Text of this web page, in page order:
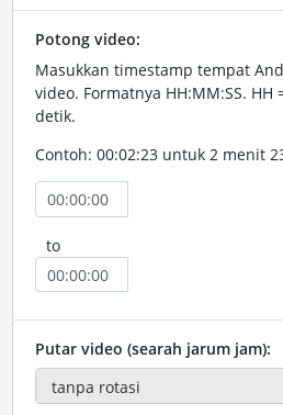
Potong video:
Masukkan timestamp tempat
video. Formatnya HH:MM:SS. HH
detik.
Contoh: 00:02:23 untuk 2 menit
to
Putar video (searah jarum jam):